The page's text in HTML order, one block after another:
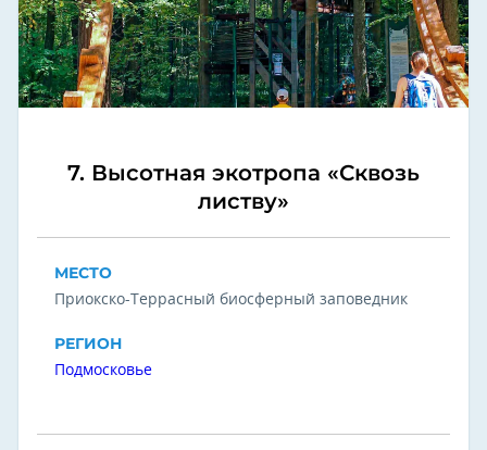
7. Высотная экотропа «Сквозь
листву»
МЕСТО
Приокско-Террасный биосферный заповедник
РЕГИОН
Подмосковье